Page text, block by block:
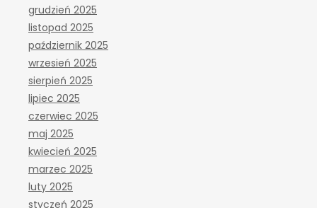
grudzień 2025
listopad 2025
październik 2025
wrzesień 2025
sierpień 2025
lipiec 2025
czerwiec 2025
maj 2025
kwiecień 2025
marzec 2025
luty 2025
styczeń 2025